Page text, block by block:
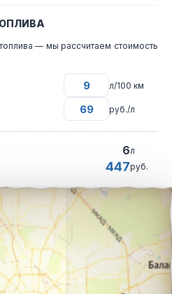
— мы рассчитаем стоимость
л/100 км
руб./л
6л
447руб.
маршрута из города